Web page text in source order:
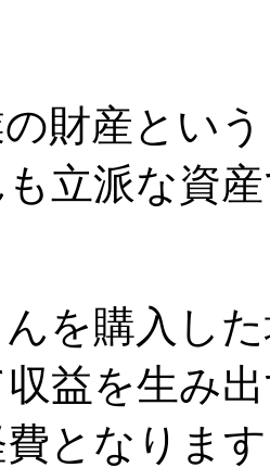
財産とい
立派な資
を購入し
益を生み
となりま